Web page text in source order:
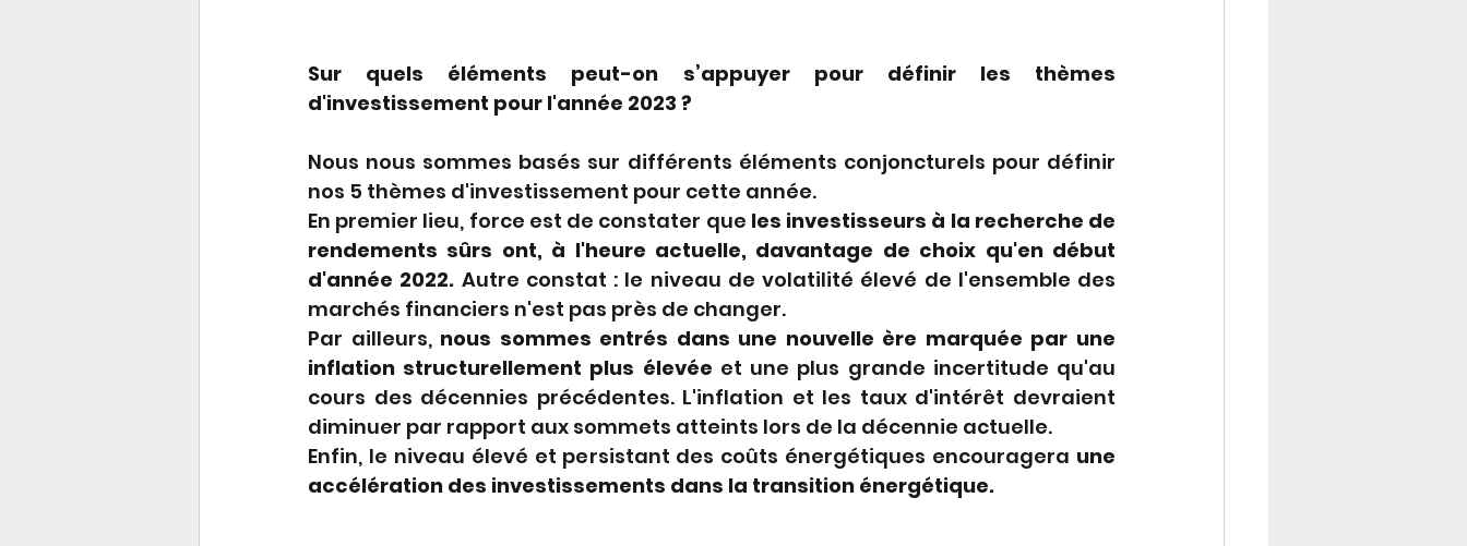
Sur quels éléments peut-on s’appuyer pour définir les thèmes
d'investissement pour l'année 2023 ?
Nous nous sommes basés sur différents éléments conjoncturels pour définir
nos 5 thèmes d'investissement pour cette année.
En premier lieu, force est de constater que les investisseurs à la recherche de
rendements sûrs ont, à l'heure actuelle, davantage de choix qu'en début
d'année 2022. Autre constat : le niveau de volatilité élevé de l'ensemble des
marchés financiers n'est pas près de changer.
Par ailleurs, nous sommes entrés dans une nouvelle ère marquée par une
inflation structurellement plus élevée et une plus grande incertitude qu'au
cours des décennies précédentes. L'inflation et les taux d'intérêt devraient
diminuer par rapport aux sommets atteints lors de la décennie actuelle.
Enfin, le niveau élevé et persistant des coûts énergétiques encouragera une
accélération des investissements dans la transition énergétique.